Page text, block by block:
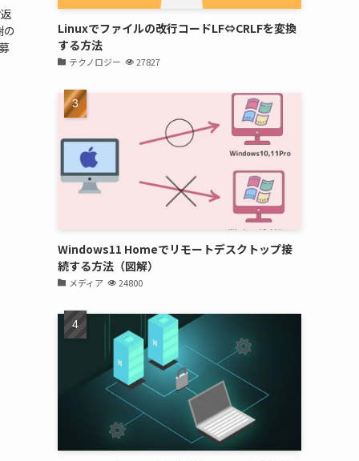
の
Linuxでファイルの改行コードLF⇔CRLFを変換
する方法
テクノロジー 27827
Windows11 Homeでリモートデスクトップ接
続する方法（図解）
メディア 24800